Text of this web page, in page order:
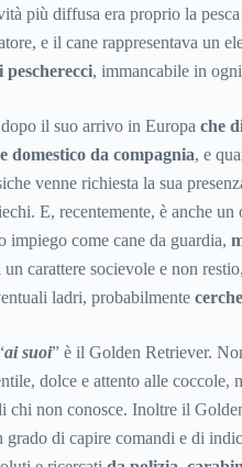
più diffusa era proprio la
e il cane rappresentava un
pescherecci, immancabile in
il suo arrivo in Europa che
domestico da compagnia, e
venne richiesta la sua
E, recentemente, è anche un
impiego come cane da guardia,
un carattere socievole e non
ladri, probabilmente
ai suoi” è il Golden Retriever.
dolce e attento alle coccole,
chi non conosce. Inoltre il
grado di capire comandi e di